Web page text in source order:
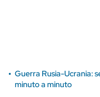
Guerra Rusia-Ucrania:
minuto a minuto